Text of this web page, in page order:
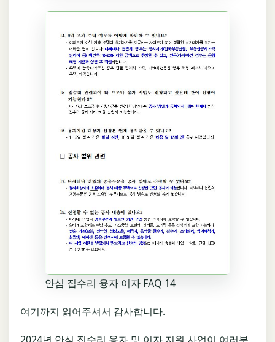
안심 집수리 융자 이자 FAQ 14
여기까지 읽어주셔서 감사합니다.